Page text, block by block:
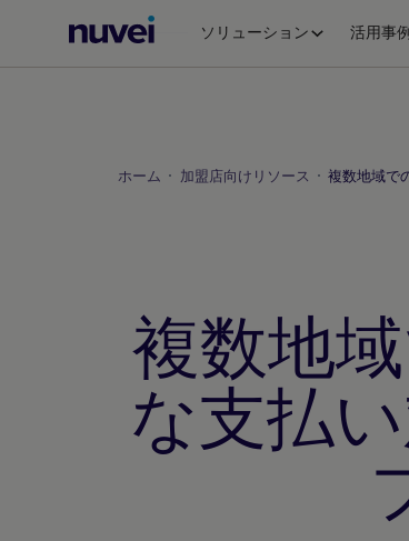
Nuvei
ー
ソリューション 活用事例
ホーム 加盟店向けリソース 複数地域で
複数地
な支払